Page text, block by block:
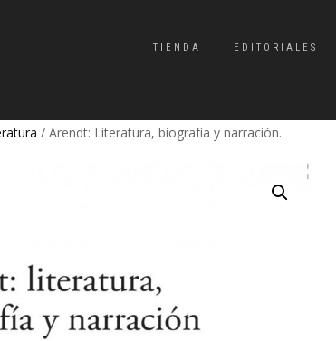
TIENDA EDITORIALES
/ Arendt: Literatura, biografía y narración.